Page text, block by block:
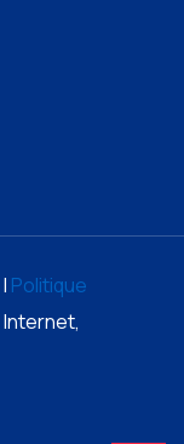
| Politique